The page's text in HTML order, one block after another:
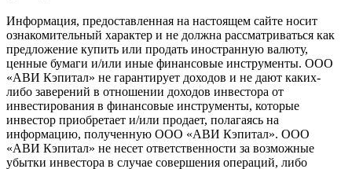
Информация, предоставленная на настоящем сайте носит
ознакомительный характер и не должна рассматриваться как
предложение купить или продать иностранную валюту,
ценные бумаги и/или иные финансовые инструменты. ООО
«АВИ Кэпитал» не гарантирует доходов и не дают каких-
либо заверений в отношении доходов инвестора от
инвестирования в финансовые инструменты, которые
инвестор приобретает и/или продает, полагаясь на
информацию, полученную ООО «АВИ Кэпитал». ООО
«АВИ Кэпитал» не несет ответственности за возможные
убытки инвестора в случае совершения операций, либо